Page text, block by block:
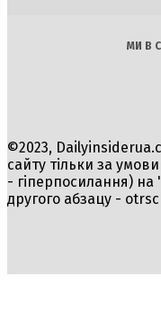
МИ В
©2023,
сайту тільки за
- гіперпосилання)
другого абзацу -